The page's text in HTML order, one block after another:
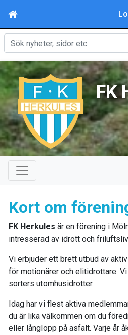
FK
Kort om
FK Herkules är en förening i
intresserad av idrott och
Vi erbjuder ett brett utbud av
för motionärer och elitidrottare.
sorters utomhusidrotter.
Idag har vi flest aktiva
du är lika välkommen om du
eller långlopp på asfalt. Varje år